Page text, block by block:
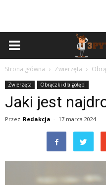
Strona główna Zwierzęta
Zwierzęta Obrączki dla gołębi
Jaki jest
Przez Redakcja - 17 marca 2024